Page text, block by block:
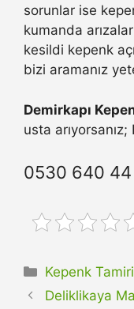
sorunlar ise
kumanda
kesildi kepenk
bizi aramanız
Demirkapı
usta
0530 640 44
Kategoriler
Kepenk Tamiri
Deliklikaya